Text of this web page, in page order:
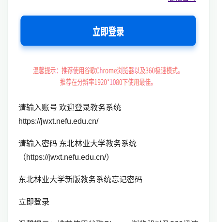
请输入账号 欢迎登录教务系统
https://jwxt.nefu.edu.cn/
请输入密码 东北林业大学教务系统
（https://jwxt.nefu.edu.cn/）
东北林业大学新版教务系统忘记密码
立即登录